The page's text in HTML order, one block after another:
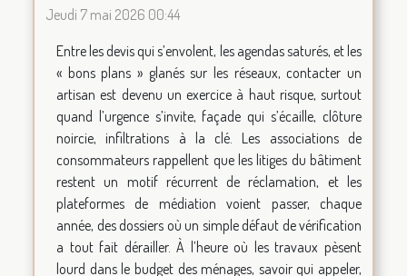
Jeudi 7 mai 2026 00:44
Entre les devis qui s’envolent, les agendas saturés, et les
« bons plans » glanés sur les réseaux, contacter un
artisan est devenu un exercice à haut risque, surtout
quand l’urgence s’invite, façade qui s’écaille, clôture
noircie, infiltrations à la clé. Les associations de
consommateurs rappellent que les litiges du bâtiment
restent un motif récurrent de réclamation, et les
plateformes de médiation voient passer, chaque
année, des dossiers où un simple défaut de vérification
a tout fait dérailler. À l’heure où les travaux pèsent
lourd dans le budget des ménages, savoir qui appeler,